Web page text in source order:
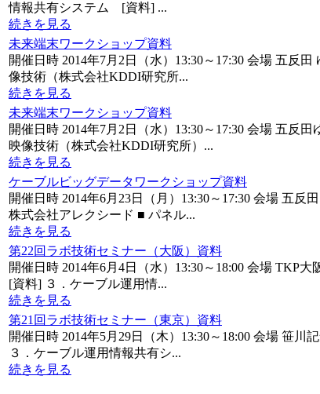
情報共有システム [資料] ...
続きを見る
未来端末ワークショップ資料
開催日時 2014年7月2日（水）13:30～17:30 会場 五
像技術（株式会社KDDI研究所...
続きを見る
未来端末ワークショップ資料
開催日時 2014年7月2日（水）13:30～17:30 会場 五
映像技術（株式会社KDDI研究所）...
続きを見る
ケーブルビッグデータワークショップ資料
開催日時 2014年6月23日（月）13:30～17:30 会場 五
株式会社アレクシード ■ パネル...
続きを見る
第22回ラボ技術セミナー（大阪）資料
開催日時 2014年6月4日（水）13:30～18:00 会場
[資料] ３．ケーブル運用情...
続きを見る
第21回ラボ技術セミナー（東京）資料
開催日時 2014年5月29日（木）13:30～18:00 会場
３．ケーブル運用情報共有シ...
続きを見る